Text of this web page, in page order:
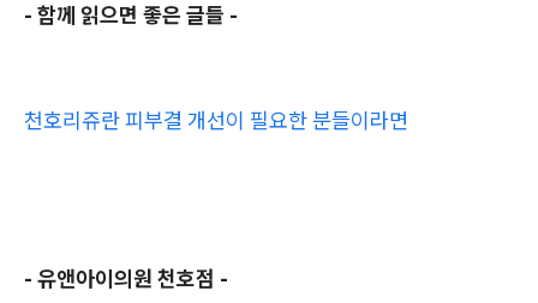
- 함께 읽으면 좋은 글들 -
천호리쥬란 피부결 개선이 필요한 분들이라면
- 유앤아이의원 천호점 -